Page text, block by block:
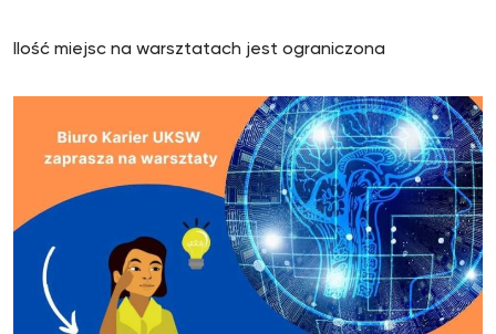
Ilość miejsc na warsztatach jest ograniczona